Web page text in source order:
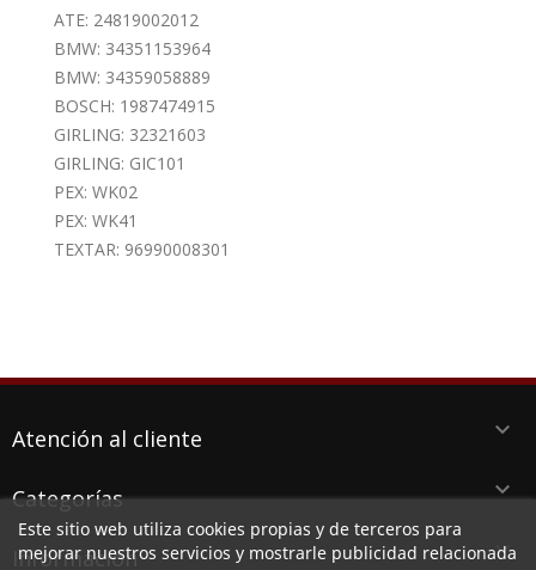
ATE: 24819002012
BMW: 34351153964
BMW: 34359058889
BOSCH: 1987474915
GIRLING: 32321603
GIRLING: GIC101
PEX: WK02
PEX: WK41
TEXTAR: 96990008301
Atención al cliente keyboard_arrow_down
Categorías keyboard_arrow_down
Información keyboard_arrow_down
Este sitio web utiliza cookies propias y de terceros para
mejorar nuestros servicios y mostrarle publicidad relacionada